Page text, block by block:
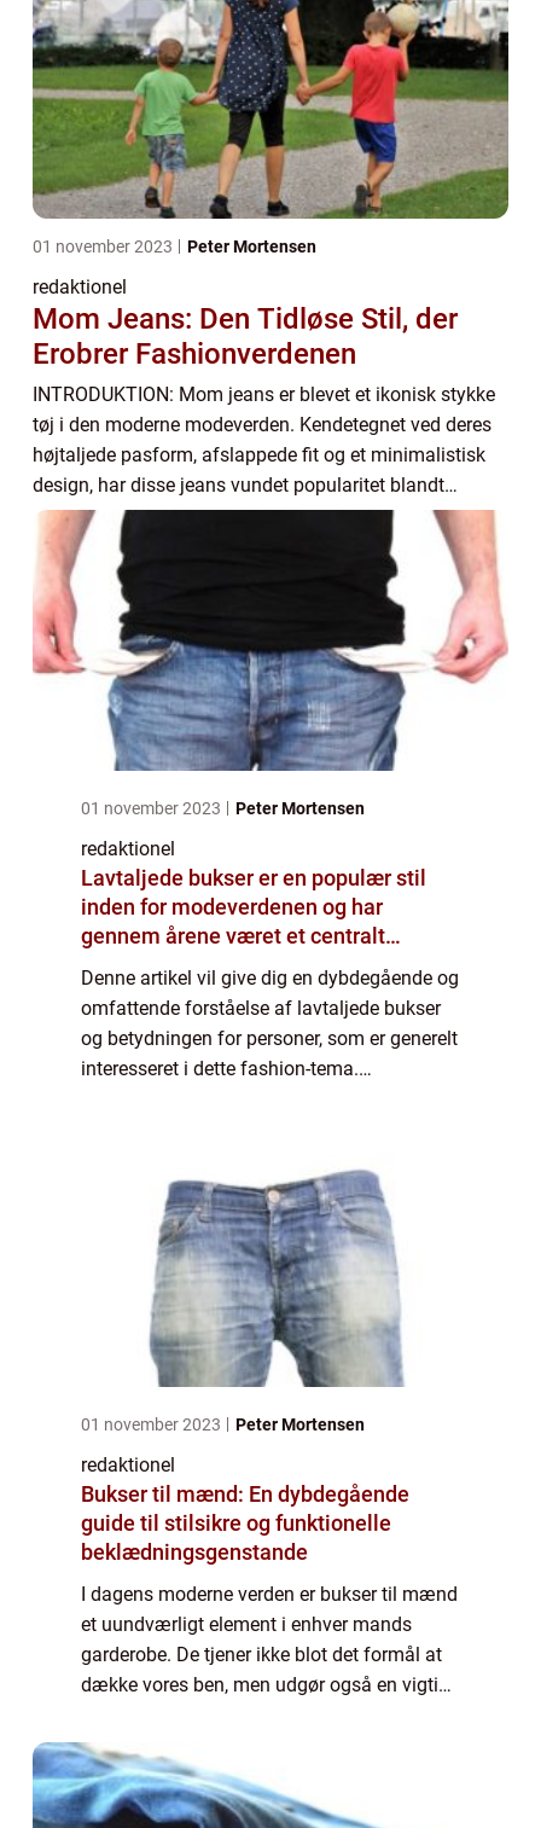
01 november 2023 Peter Mortensen
redaktionel
Mom Jeans: Den Tidløse Stil, der
Erobrer Fashionverdenen
INTRODUKTION: Mom jeans er blevet et ikonisk stykke
tøj i den moderne modeverden. Kendetegnet ved deres
højtaljede pasform, afslappede fit og et minimalistisk
design, har disse jeans vundet popularitet blandt
kvinder i alle aldre. I denne artikel vil...
01 november 2023 Peter Mortensen
redaktionel
Lavtaljede bukser er en populær stil
inden for modeverdenen og har
gennem årene været et centralt
element inden for påklædning til både
mænd og kvinder
Denne artikel vil give dig en dybdegående og
omfattende forståelse af lavtaljede bukser
og betydningen for personer, som er generelt
interesseret i dette fashion-tema.
01 november 2023 Peter Mortensen
redaktionel
Bukser til mænd: En dybdegående
guide til stilsikre og funktionelle
beklædningsgenstande
I dagens moderne verden er bukser til mænd
et uundværligt element i enhver mands
garderobe. De tjener ikke blot det formål at
dække vores ben, men udgør også en vigtig
om du er interesseret i mode eller ...